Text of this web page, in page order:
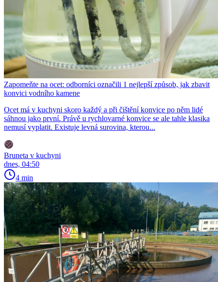
Zapomeňte na ocet: odborníci označili 1 nejlepší způsob, jak zbavit
konvici vodního kamene
Ocet má v kuchyni skoro každý a při čištění konvice po něm lidé
sáhnou jako první. Právě u rychlovarné konvice se ale tahle klasika
nemusí vyplatit. Existuje levná surovina, kterou...
Bruneta v kuchyni
dnes, 04:50
4 min